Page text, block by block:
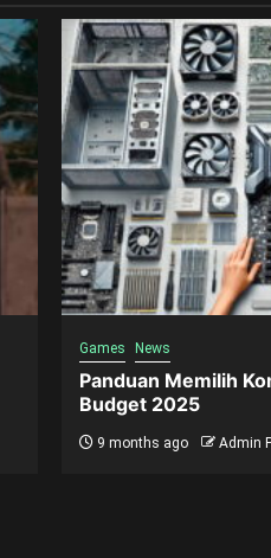
Games News
Panduan Memilih
Budget 2025
9 months ago Admin